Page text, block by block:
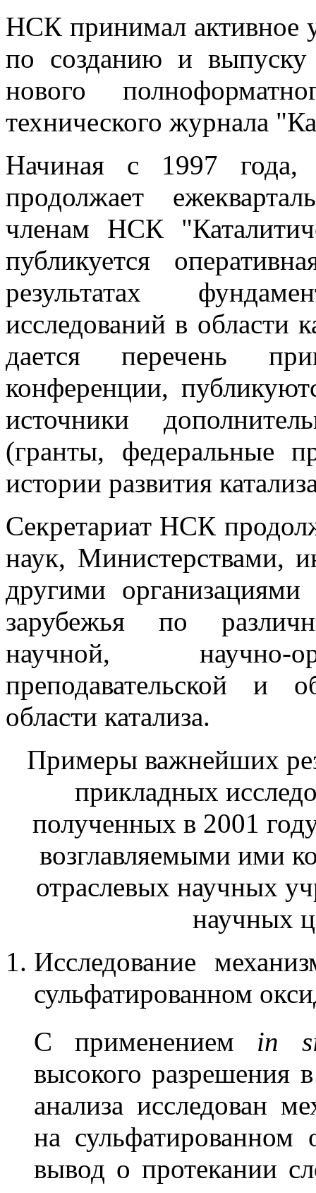
НСК принимал активное
по созданию и
нового
технического журнала
Начиная с 1997 года,
продолжает
членам НСК
публикуется
результатах
исследований в области
дается перечень
конференции,
источники
(гранты, федеральные
истории развития
Секретариат НСК
наук, Министерствами,
другими
зарубежья по
научной, научно-
преподавательской и
области катализа.
Примеры важнейших
прикладных
полученных в 2001
возглавляемыми ими
отраслевых научных
научных
Исследование
сульфатированном
С применением in
высокого разрешения
анализа исследован
на
вывод о протекании